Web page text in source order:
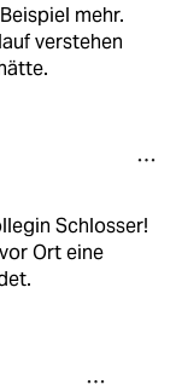
mehr.
verstehen
Schlosser!
Ort eine